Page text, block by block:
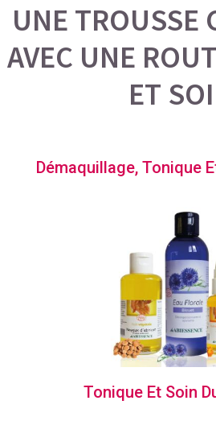
UNE TROUSSE
AVEC UNE
ET
Démaquillage, Tonique
Tonique Et Soin